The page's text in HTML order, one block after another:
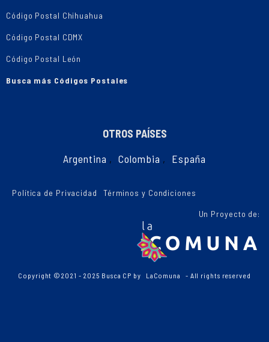
Código Postal Chihuahua
Código Postal CDMX
Código Postal León
Busca más Códigos Postales
OTROS PAÍSES
Argentina , Colombia , España
Política de Privacidad Términos y Condiciones
Un Proyecto de:
Copyright ©2021 - 2025 Busca CP by LaComuna - All rights reserved